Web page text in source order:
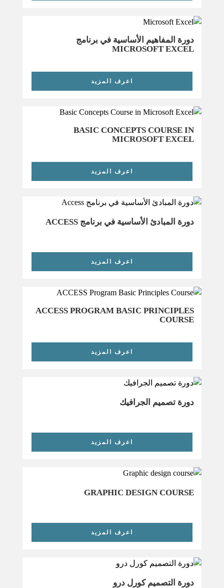
دورة المفاهيم الأساسية في برنامج
MICROSOFT EXCEL
اعرف المزيد
BASIC CONCEPTS COURSE IN
MICROSOFT EXCEL
اعرف المزيد
دورة المبادئ الأساسية في برنامج ACCESS
اعرف المزيد
ACCESS PROGRAM BASIC PRINCIPLES
COURSE
اعرف المزيد
دورة تصميم الجرافيك
اعرف المزيد
GRAPHIC DESIGN COURSE
اعرف المزيد
دورة التصميم كورل درو